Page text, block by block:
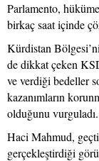
Parlamento,
birkaç saat içinde
Kürdistan
de dikkat çeken
ve verdiği bedeller
kazanımların
olduğunu vurguladı.
Haci Mahmud,
gerçekleştirdiği